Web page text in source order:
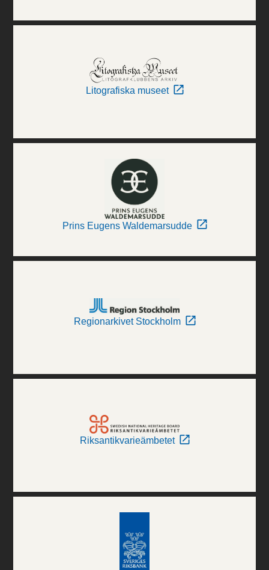
Litografiska museet
Prins Eugens Waldemarsudde
Regionarkivet Stockholm
Riksantikvarieämbetet